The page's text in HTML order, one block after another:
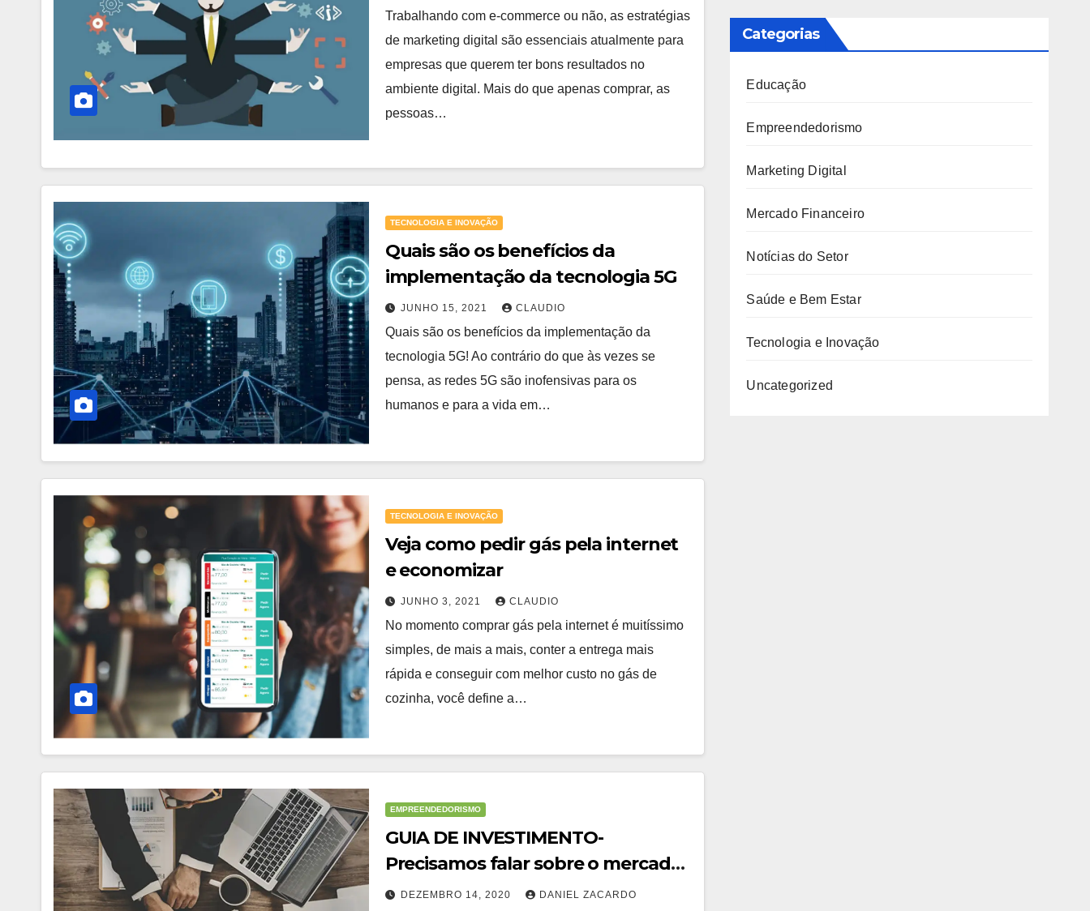
Trabalhando com e-commerce ou não, as estratégias
de marketing digital são essenciais atualmente para
empresas que querem ter bons resultados no
ambiente digital. Mais do que apenas comprar, as
pessoas…
TECNOLOGIA E INOVAÇÃO
Quais são os benefícios da
implementação da tecnologia 5G
JUNHO 15, 2021 CLAUDIO
Quais são os benefícios da implementação da
tecnologia 5G! Ao contrário do que às vezes se
pensa, as redes 5G são inofensivas para os
humanos e para a vida em…
TECNOLOGIA E INOVAÇÃO
Veja como pedir gás pela internet
e economizar
JUNHO 3, 2021 CLAUDIO
No momento comprar gás pela internet é muitíssimo
simples, de mais a mais, conter a entrega mais
rápida e conseguir com melhor custo no gás de
cozinha, você define a…
EMPREENDEDORISMO
GUIA DE INVESTIMENTO-
Precisamos falar sobre o mercado
imobiliário
DEZEMBRO 14, 2020 DANIEL ZACARDO
Categorias
Educação
Empreendedorismo
Marketing Digital
Mercado Financeiro
Notícias do Setor
Saúde e Bem Estar
Tecnologia e Inovação
Uncategorized